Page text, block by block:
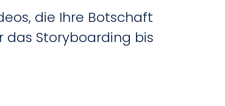
die Ihre Botschaft
das Storyboarding bis